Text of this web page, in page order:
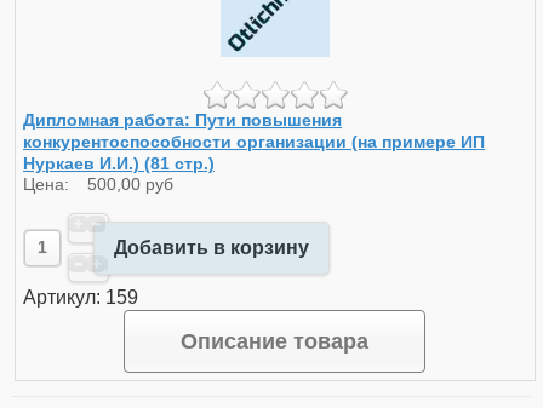
Дипломная работа: Пути повышения
конкурентоспособности организации (на примере ИП
Нуркаев И.И.) (81 стр.)
Цена: 500,00 руб
Добавить в корзину
Артикул: 159
Описание товара